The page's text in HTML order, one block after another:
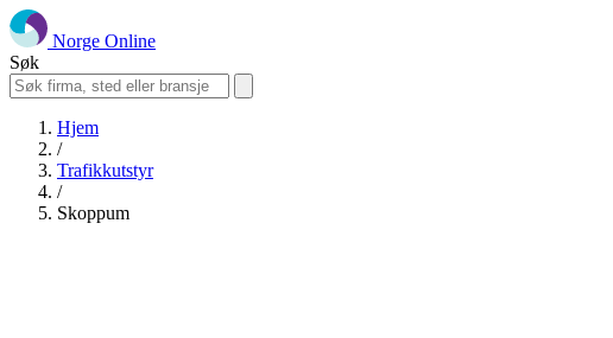
Norge Online
Søk
Hjem
/
Trafikkutstyr
/
Skoppum